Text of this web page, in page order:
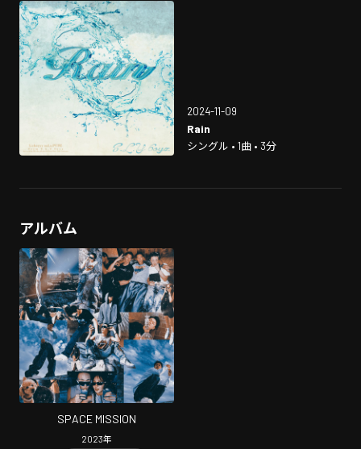
2024-11-09
Rain
シングル • 1曲 • 3分
アルバム
SPACE MISSION
2023年